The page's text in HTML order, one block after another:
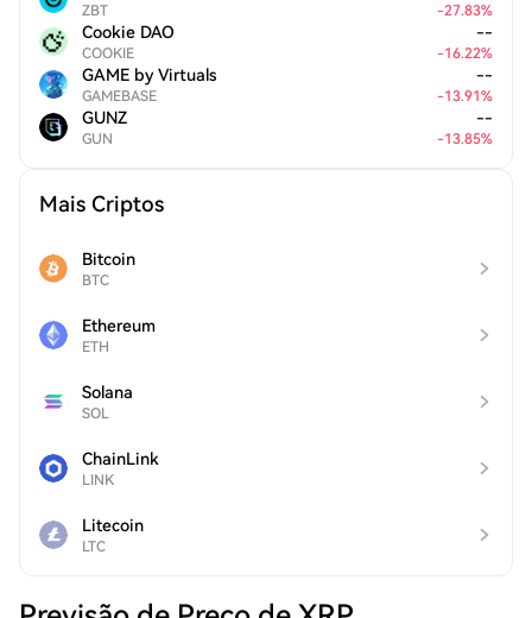
ZBT -27.83%
Cookie DAO
COOKIE
--
-16.22%
GAME by Virtuals
GAMEBASE
--
-13.91%
GUNZ
GUN
--
-13.85%
Mais Criptos
Bitcoin
BTC
Ethereum
ETH
Solana
SOL
ChainLink
LINK
Litecoin
LTC